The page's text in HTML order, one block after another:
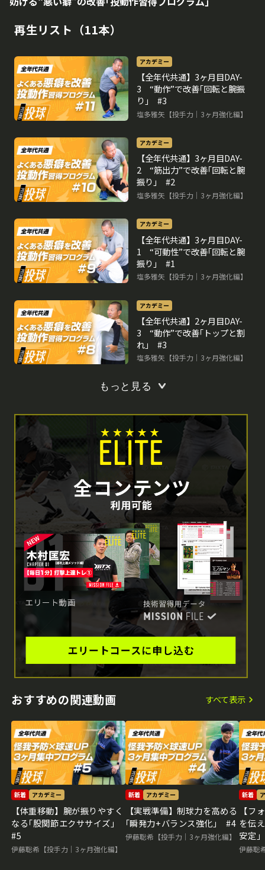
再生リスト（11本）
アカデミー
【全年代共通】3ヶ月目DAY-
3 “動作”で改善｢回転と腕振
り｣ #3
塩多雅矢【投手力｜3ヶ月強化編】
アカデミー
【全年代共通】3ヶ月目DAY-
2 “筋出力”で改善｢回転と腕
振り｣ #2
塩多雅矢【投手力｜3ヶ月強化編】
アカデミー
【全年代共通】3ヶ月目DAY-
1 “可動性”で改善｢回転と腕
振り｣ #1
塩多雅矢【投手力｜3ヶ月強化編】
アカデミー
【全年代共通】2ヶ月目DAY-
3 “動作”で改善｢トップと割
れ｣ #3
塩多雅矢【投手力｜3ヶ月強化編】
もっと見る
おすすめの関連動画 すべて表示
新着 アカデミー
【体重移動】腕が振りやすく
なる｢股関節エクササイズ｣
#5
伊藤聡希【投手力｜3ヶ月強化編】
新着 アカデミー
【実戦準備】制球力を高める
｢瞬発力+バランス強化｣ #4
伊藤聡希【投手力｜3ヶ月強化編】
新着
【フ
を伝
安定
伊藤聡